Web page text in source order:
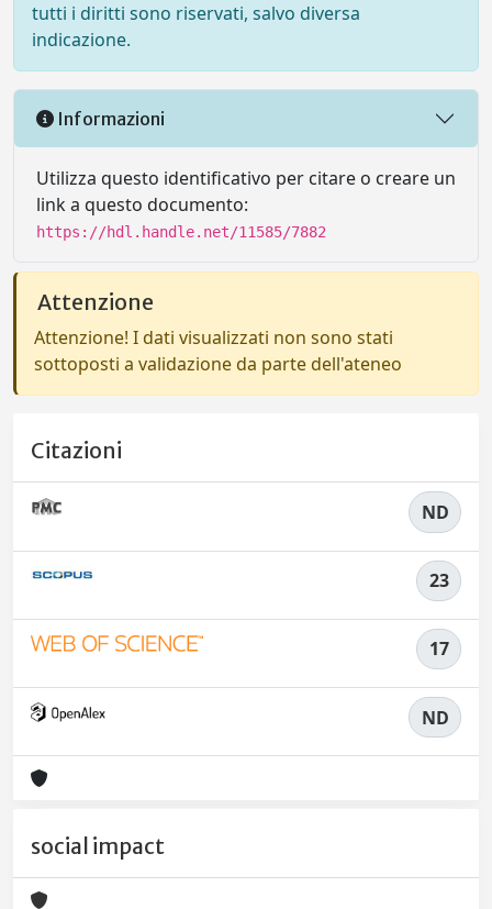
tutti i diritti sono riservati, salvo diversa
indicazione.
Informazioni
Utilizza questo identificativo per citare o creare un
link a questo documento:
https://hdl.handle.net/11585/7882
Attenzione
Attenzione! I dati visualizzati non sono stati
sottoposti a validazione da parte dell'ateneo
Citazioni
ND
23
17
ND
social impact